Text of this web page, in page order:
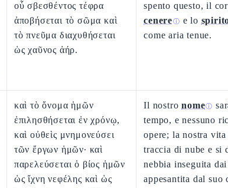
οὗ σβεσθέντος τέφρα
ἀποβήσεται τὸ σῶμα καὶ
τὸ πνεῦμα διαχυθήσεται
ὡς χαῦνος ἀήρ.
spento questo, il
cenereⓘ e lo
come aria tenue.
καὶ τὸ ὄνομα ἡμῶν
ἐπιλησθήσεται ἐν χρόνῳ,
καὶ οὐθεὶς μνημονεύσει
τῶν ἔργων ἡμῶν· καὶ
παρελεύσεται ὁ βίος ἡμῶν
ὡς ἴχνη νεφέλης καὶ ὡς
Il nostronomeⓘ
tempo, e nessuno
opere; la nostra vita
traccia di nube e si
nebbia inseguita
appesantita dal suo